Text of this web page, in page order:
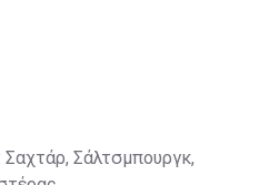
Σάλτσμπουργκ,